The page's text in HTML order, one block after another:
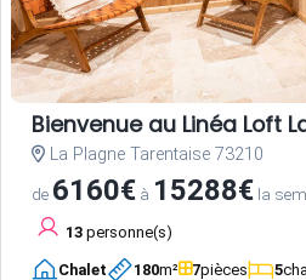
Bienvenue au Linéa Loft
La Plagne Tarentaise 73210
de 6160€ à 15288€ la
13 personne(s)
Chalet 180m² 7pièces 5